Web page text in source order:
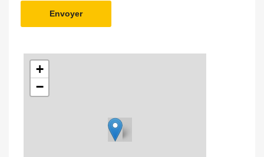
Envoyer
+
−